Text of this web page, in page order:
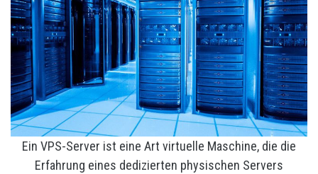
Ein VPS-Server ist eine Art virtuelle Maschine, die die
Erfahrung eines dedizierten physischen Servers